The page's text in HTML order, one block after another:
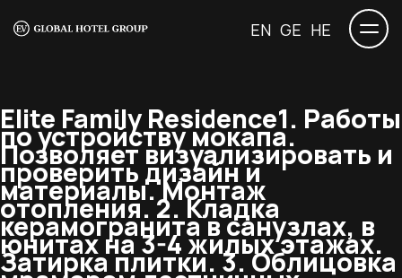
EN GE HE
Elite Family Residence1. Работы
по устройству мокапа.
Позволяет визуализировать и
проверить дизайн и
материалы. Монтаж
отопления. 2. Кладка
керамогранита в санузлах, в
юнитах на 3-4 жилых этажах.
Затирка плитки. 3. Облицовка